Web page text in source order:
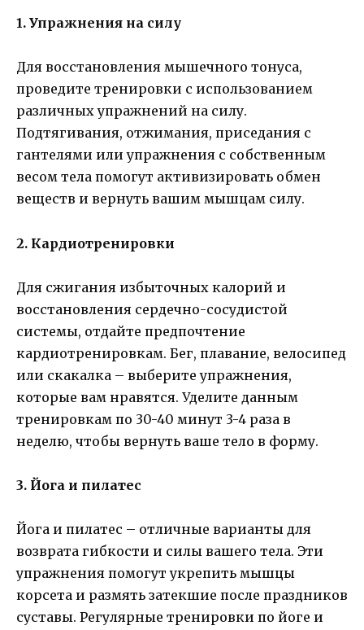
1. Упражнения на силу
Для восстановления мышечного тонуса,
проведите тренировки с использованием
различных упражнений на силу.
Подтягивания, отжимания, приседания с
гантелями или упражнения с собственным
весом тела помогут активизировать обмен
веществ и вернуть вашим мышцам силу.
2. Кардиотренировки
Для сжигания избыточных калорий и
восстановления сердечно-сосудистой
системы, отдайте предпочтение
кардиотренировкам. Бег, плавание, велосипед
или скакалка – выберите упражнения,
которые вам нравятся. Уделите данным
тренировкам по 30-40 минут 3-4 раза в
неделю, чтобы вернуть ваше тело в форму.
3. Йога и пилатес
Йога и пилатес – отличные варианты для
возврата гибкости и силы вашего тела. Эти
упражнения помогут укрепить мышцы
корсета и размять затекшие после праздников
суставы. Регулярные тренировки по йоге и